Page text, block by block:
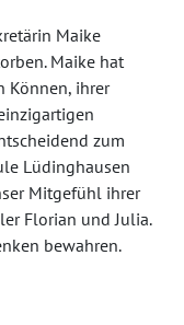
Maike
Maike hat
Können, ihrer
zum
Lüdinghausen
Mitgefühl ihrer
Florian und Julia.
bewahren.